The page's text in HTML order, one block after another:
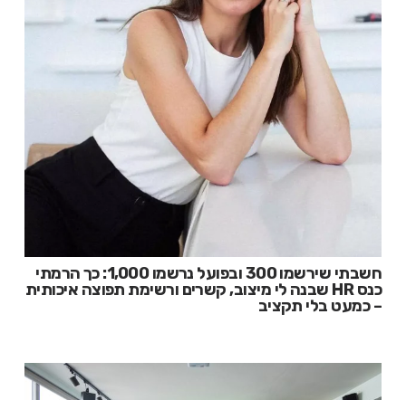
חשבתי שירשמו 300 ובפועל נרשמו 1,000: כך הרמתי
כנס HR שבנה לי מיצוב, קשרים ורשימת תפוצה איכותית
– כמעט בלי תקציב